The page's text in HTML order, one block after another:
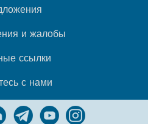
и жалобы
ссылки
с нами